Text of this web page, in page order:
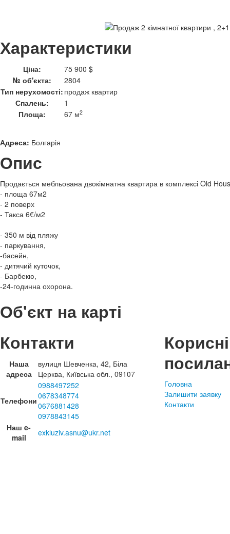
Характеристики
Ціна:
75 900 $
№ об'єкта:
2804
Тип нерухомості: продаж квартир
Спалень:
1
Площа:
67 м2
Адреса: Болгарія
Опис
Продається мебльована двокімнатна квартира в комплексі Old
- площа 67м2
- 2 поверх
- Такса 6€/м2
- 350 м від пляжу
- паркування,
-басейн,
- дитячий куточок,
- Барбекю,
-24-годинна охорона.
Об'єкт на карті
Контакти
Наша
адреса
вулиця Шевченка, 42, Біла
Церква, Київська обл., 09107
Телефони
0988497252
0678348774
0676881428
0978843145
Наш e-
mail
exkluziv.asnu@ukr.net
Корисні
Головна
Залишити заявку
Контакти